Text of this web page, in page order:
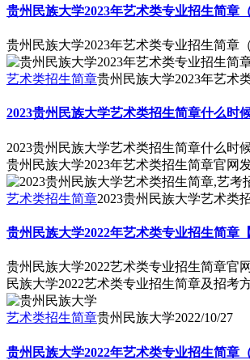
贵州民族大学2023年艺术类专业招生简章（
贵州民族大学2023年艺术类专业招生简章（
艺术类招生简章贵州民族大学2023年艺术
2023贵州民族大学艺术类招生简章什么时
2023贵州民族大学艺术类招生简章什么时
贵州民族大学2023年艺术类招生简章官网
艺术类招生简章2023贵州民族大学艺术类
贵州民族大学2022年艺术类专业招生简章
贵州民族大学2022艺术类专业招生简章官
民族大学2022艺术类专业招生简章及招考
艺术类招生简章贵州民族大学2022/10/27
贵州民族大学2022年艺术类专业招生简章（